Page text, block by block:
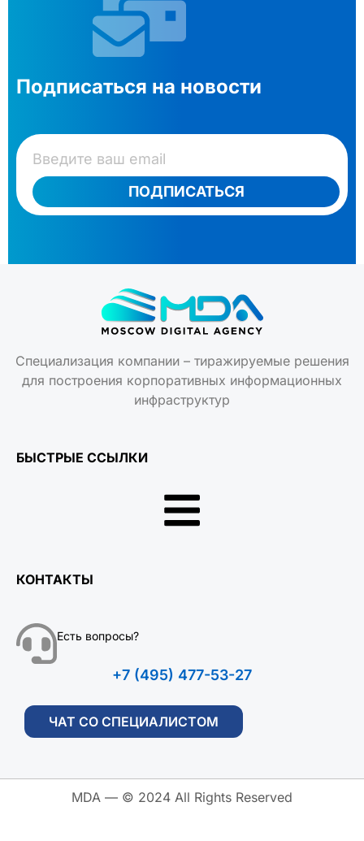
Подписаться на новости
ПОДПИСАТЬСЯ
Специализация компании – тиражируемые решения
для построения корпоративных информационных
инфраструктур
БЫСТРЫЕ ССЫЛКИ
КОНТАКТЫ
Есть вопросы?
+7 (495) 477-53-27
ЧАТ СО СПЕЦИАЛИСТОМ
MDA — © 2024 All Rights Reserved